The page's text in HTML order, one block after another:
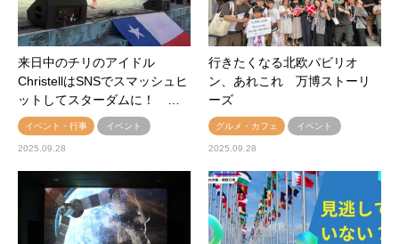
来日中のチリのアイドル
ChristellはSNSでスマッシュヒ
ットしてスターダムに！ …
イベント・行事 イベント
2025.09.28
行きたくなる北欧パビリオ
ン、あれこれ 万博ストーリ
ーズ
グルメ・カフェ イベント
2025.09.28